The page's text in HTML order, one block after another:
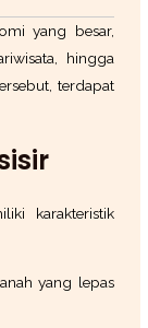
yang besar,
hingga
terdapat
karakteristik
yang lepas